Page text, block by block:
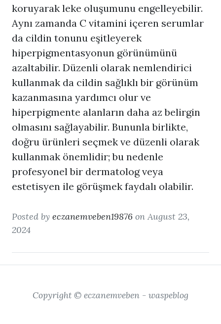
koruyarak leke oluşumunu engelleyebilir.
Aynı zamanda C vitamini içeren serumlar
da cildin tonunu eşitleyerek
hiperpigmentasyonun görünümünü
azaltabilir. Düzenli olarak nemlendirici
kullanmak da cildin sağlıklı bir görünüm
kazanmasına yardımcı olur ve
hiperpigmente alanların daha az belirgin
olmasını sağlayabilir. Bununla birlikte,
doğru ürünleri seçmek ve düzenli olarak
kullanmak önemlidir; bu nedenle
profesyonel bir dermatolog veya
estetisyen ile görüşmek faydalı olabilir.
Posted by eczanemveben19876 on August 23,
2024
Copyright © eczanemveben - waspeblog